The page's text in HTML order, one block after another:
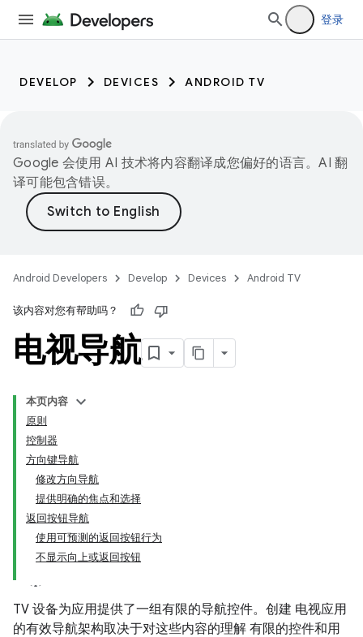
登录
DEVELOP DEVICES ANDROID TV
Google 会使用 AI 技术将内容翻译成您偏好的语言。AI 翻
译可能包含错误。
Android Developers Develop Devices Android TV
该内容对您有帮助吗？
电视导航
本页内容
原则
控制器
方向键导航
修改方向导航
提供明确的焦点和选择
返回按钮导航
使用可预测的返回按钮行为
不显示向上或返回按钮
TV 设备为应用提供了一组有限的导航控件。创建 电视应用
的有效导航架构取决于对这些内容的理解 有限的控件和用